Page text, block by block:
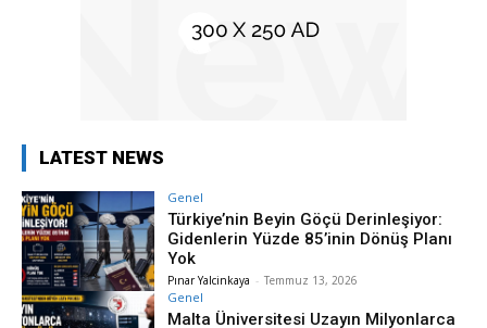
LATEST NEWS
Genel
Türkiye’nin Beyin Göçü Derinleşiyor:
Gidenlerin Yüzde 85’inin Dönüş Planı
Yok
Pınar Yalcinkaya - Temmuz 13, 2026
Genel
Malta Üniversitesi Uzayın Milyonlarca